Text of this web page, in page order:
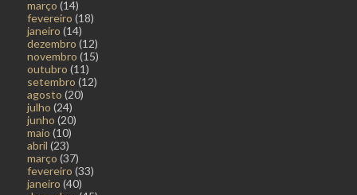
março (14)
fevereiro (18)
janeiro (14)
dezembro (12)
novembro (15)
outubro (11)
setembro (12)
agosto (20)
julho (24)
junho (20)
maio (10)
abril (23)
março (37)
fevereiro (33)
janeiro (40)